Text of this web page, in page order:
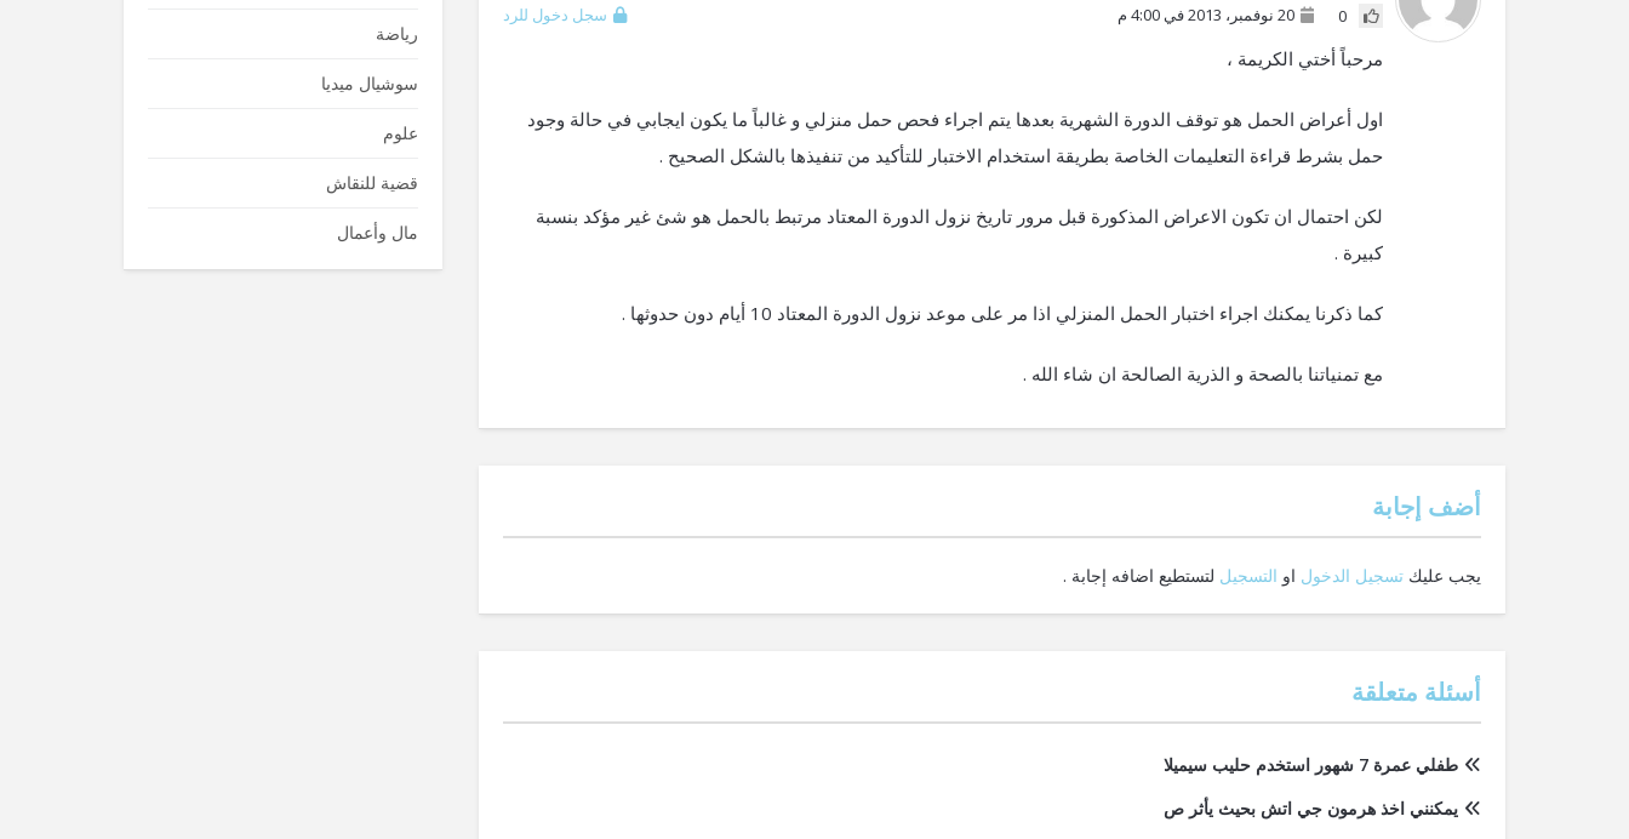
0 20 نوفمبر، 2013 في 4:00 م سجل دخول للرد
مرحباً أختي الكريمة ،
اول أعراض الحمل هو توقف الدورة الشهرية بعدها يتم اجراء فحص حمل منزلي و غالباً ما يكون ايجابي في حالة وجود
حمل بشرط قراءة التعليمات الخاصة بطريقة استخدام الاختبار للتأكيد من تنفيذها بالشكل الصحيح .
لكن احتمال ان تكون الاعراض المذكورة قبل مرور تاريخ نزول الدورة المعتاد مرتبط بالحمل هو شئ غير مؤكد بنسبة
كبيرة .
كما ذكرنا يمكنك اجراء اختبار الحمل المنزلي اذا مر على موعد نزول الدورة المعتاد 10 أيام دون حدوثها .
مع تمنياتنا بالصحة و الذرية الصالحة ان شاء الله .
‫أضف إجابة
يجب عليك تسجيل الدخول او التسجيل لتستطيع اضافه إجابة .
أسئلة متعلقة
طفلي عمرة 7 شهور استخدم حليب سيميلا
يمكنني اخذ هرمون جي اتش بحيث يأثر ص
رياضة
سوشيال ميديا
علوم
قضية للنقاش
مال وأعمال